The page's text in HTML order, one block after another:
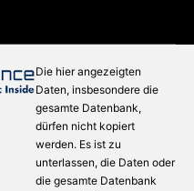
Die hier angezeigten
Daten, insbesondere die
gesamte Datenbank,
dürfen nicht kopiert
werden. Es ist zu
unterlassen, die Daten oder
die gesamte Datenbank